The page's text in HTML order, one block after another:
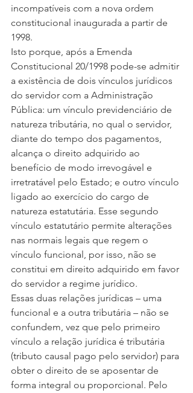
incompatíveis com a nova ordem
constitucional inaugurada a partir de
1998.
Isto porque, após a Emenda
Constitucional 20/1998 pode-se admitir
a existência de dois vínculos jurídicos
do servidor com a Administração
Pública: um vínculo previdenciário de
natureza tributária, no qual o servidor,
diante do tempo dos pagamentos,
alcança o direito adquirido ao
benefício de modo irrevogável e
irretratável pelo Estado; e outro vínculo
ligado ao exercício do cargo de
natureza estatutária. Esse segundo
vínculo estatutário permite alterações
nas normais legais que regem o
vínculo funcional, por isso, não se
constitui em direito adquirido em favor
do servidor a regime jurídico.
Essas duas relações jurídicas – uma
funcional e a outra tributária – não se
confundem, vez que pelo primeiro
vínculo a relação jurídica é tributária
(tributo causal pago pelo servidor) para
obter o direito de se aposentar de
forma integral ou proporcional. Pelo